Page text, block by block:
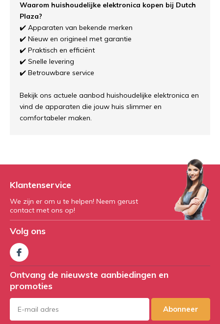
Waarom huishoudelijke elektronica kopen bij Dutch
Plaza?
✔️ Apparaten van bekende merken
✔️ Nieuw en origineel met garantie
✔️ Praktisch en efficiënt
✔️ Snelle levering
✔️ Betrouwbare service
Bekijk ons actuele aanbod huishoudelijke elektronica en
vind de apparaten die jouw huis slimmer en
comfortabeler maken.
Klantenservice
We zijn er om u te helpen! Neem gerust
contact met ons op!
Volg ons
Ontvang de nieuwste aanbiedingen en
promoties
Abonneer